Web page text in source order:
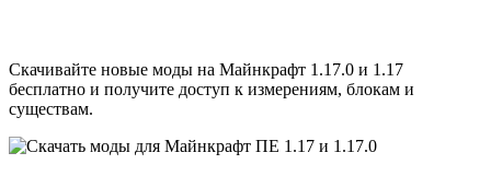
Скачивайте новые моды на Майнкрафт 1.17.0 и 1.17
бесплатно и получите доступ к измерениям, блокам и
существам.